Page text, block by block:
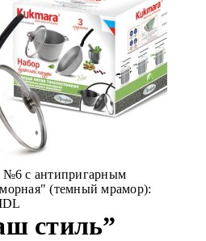
№6 с антипригарным
(темный мрамор):
стиль”